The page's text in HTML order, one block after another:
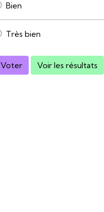
Bien
Très bien
Voter Voir les résultats